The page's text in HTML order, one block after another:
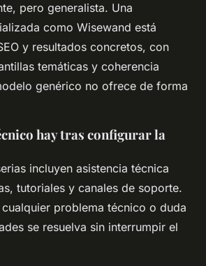
pero generalista. Una
como Wisewand está
y resultados concretos, con
temáticas y coherencia
genérico no ofrece de forma
hay tras configurar la
incluyen asistencia técnica
tutoriales y canales de soporte.
problema técnico o duda
se resuelva sin interrumpir el